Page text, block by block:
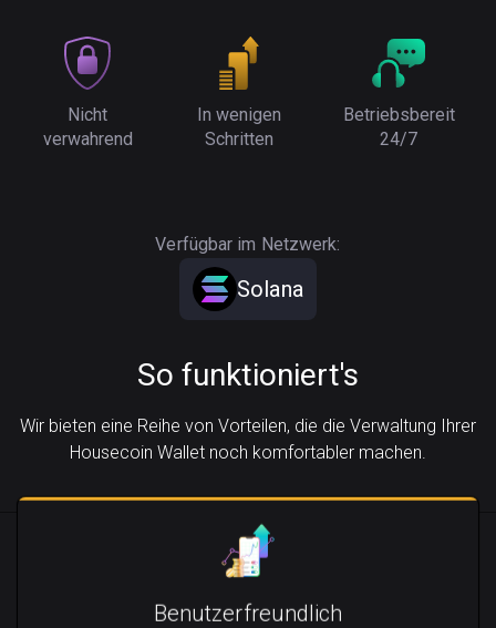
Nicht
verwahrend
In wenigen
Schritten
Betriebsbereit
24/7
Verfügbar im Netzwerk:
Solana
So funktioniert's
Wir bieten eine Reihe von Vorteilen, die die Verwaltung Ihrer
Housecoin Wallet noch komfortabler machen.
Benutzerfreundlich